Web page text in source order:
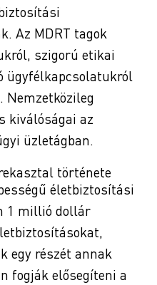
Az MDRT tagok
szigorú etikai
ügyfélkapcsolatukról
Nemzetközileg
kiválóságai az
üzletágban.
története
életbiztosítási
1 millió dollár
egy részét annak
fogják elősegíteni a